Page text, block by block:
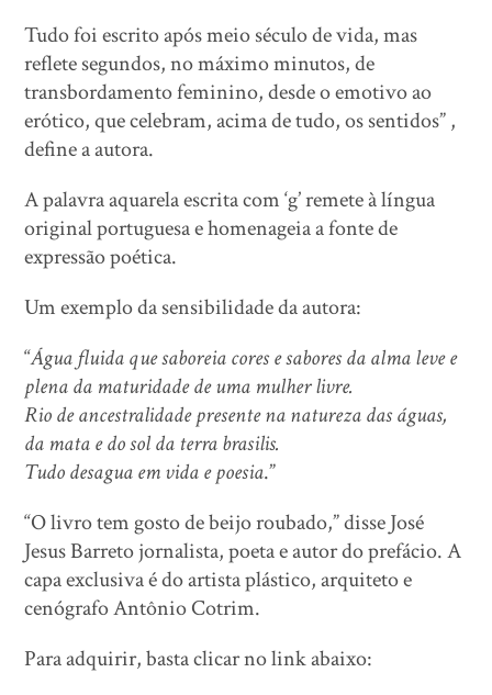
Tudo foi escrito após meio século de vida, mas
reflete segundos, no máximo minutos, de
transbordamento feminino, desde o emotivo ao
erótico, que celebram, acima de tudo, os sentidos” ,
define a autora.
A palavra aquarela escrita com ‘g’ remete à língua
original portuguesa e homenageia a fonte de
expressão poética.
Um exemplo da sensibilidade da autora:
“Água fluida que saboreia cores e sabores da alma leve e
plena da maturidade de uma mulher livre.
Rio de ancestralidade presente na natureza das águas,
da mata e do sol da terra brasilis.
Tudo desagua em vida e poesia.”
“O livro tem gosto de beijo roubado,” disse José
Jesus Barreto jornalista, poeta e autor do prefácio. A
capa exclusiva é do artista plástico, arquiteto e
cenógrafo Antônio Cotrim.
Para adquirir, basta clicar no link abaixo: